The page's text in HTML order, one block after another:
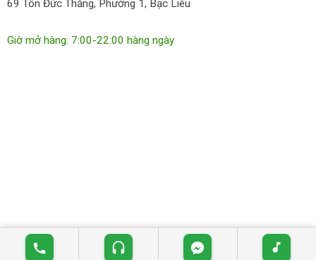
69 Tôn Đức Thắng, Phường 1, Bạc Liêu
Giờ mở hàng: 7:00-22:00 hàng ngày